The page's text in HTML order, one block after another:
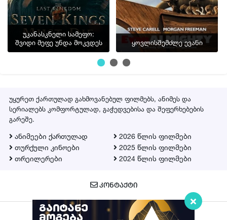
უკანასკნელი სამეფო:
შვიდი მეფე უნდა მოკვდეს
ყოვლისშემძლე ევანი
უყურეთ ქართულად გახმოვანებულ ფილმებს, ანიმეს და
სერიალებს კომფორტულად, გაჭედვებისა და შეფერხებების
გარეშე.
ანიმეები ქართულად
თურქული კინოები
თრეილერები
2026 წლის ფილმები
2025 წლის ფილმები
2024 წლის ფილმები
ᲙᲝᲜᲢᲐᲥᲢᲘ